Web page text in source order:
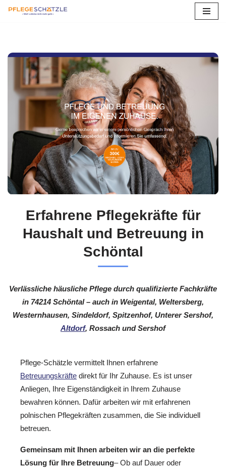
springen
Erfahrene Pflegekräfte für
Haushalt und Betreuung in
Schöntal
Verlässliche häusliche Pflege durch qualifizierte Fachkräfte
in 74214 Schöntal – auch in Weigental, Weltersberg,
Westernhausen, Sindeldorf, Spitzenhof, Unterer Sershof,
Altdorf, Rossach und Sershof
Pflege-Schätzle vermittelt Ihnen erfahrene
Betreuungskräfte direkt für Ihr Zuhause. Es ist unser
Anliegen, Ihre Eigenständigkeit in Ihrem Zuhause
bewahren können. Dafür arbeiten wir mit erfahrenen
polnischen Pflegekräften zusammen, die Sie individuell
betreuen.
Gemeinsam mit Ihnen arbeiten wir an die perfekte
Lösung für Ihre Betreuung– Ob auf Dauer oder